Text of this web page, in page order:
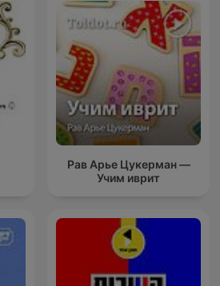
Рав Арье Цукерман —
Учим иврит